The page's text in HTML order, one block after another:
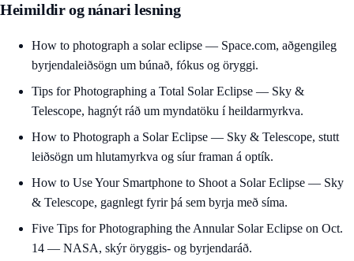
Heimildir og nánari lesning
How to photograph a solar eclipse — Space.com, aðgengileg
byrjendaleiðsögn um búnað, fókus og öryggi.
Tips for Photographing a Total Solar Eclipse — Sky &
Telescope, hagnýt ráð um myndatöku í heildarmyrkva.
How to Photograph a Solar Eclipse — Sky & Telescope, stutt
leiðsögn um hlutamyrkva og síur framan á optík.
How to Use Your Smartphone to Shoot a Solar Eclipse — Sky
& Telescope, gagnlegt fyrir þá sem byrja með síma.
Five Tips for Photographing the Annular Solar Eclipse on Oct.
14 — NASA, skýr öryggis- og byrjendaráð.